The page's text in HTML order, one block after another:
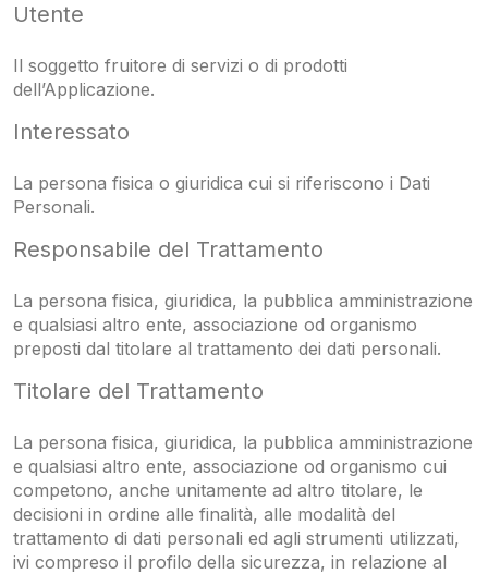
Utente
Il soggetto fruitore di servizi o di prodotti
dell’Applicazione.
Interessato
La persona fisica o giuridica cui si riferiscono i Dati
Personali.
Responsabile del Trattamento
La persona fisica, giuridica, la pubblica amministrazione
e qualsiasi altro ente, associazione od organismo
preposti dal titolare al trattamento dei dati personali.
Titolare del Trattamento
La persona fisica, giuridica, la pubblica amministrazione
e qualsiasi altro ente, associazione od organismo cui
competono, anche unitamente ad altro titolare, le
decisioni in ordine alle finalità, alle modalità del
trattamento di dati personali ed agli strumenti utilizzati,
ivi compreso il profilo della sicurezza, in relazione al